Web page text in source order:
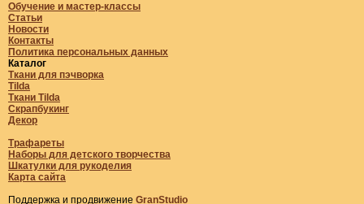
Обучение и мастер-классы
Статьи
Новости
Контакты
Политика персональных данных
Каталог
Ткани для пэчворка
Tilda
Ткани Tilda
Скрапбукинг
Декор
Трафареты
Наборы для детского творчества
Шкатулки для рукоделия
Карта сайта
Поддержка и продвижение GranStudio